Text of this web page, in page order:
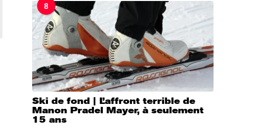
8
Ski de fond | L’affront terrible de
Manon Pradel Mayer, à seulement
15 ans